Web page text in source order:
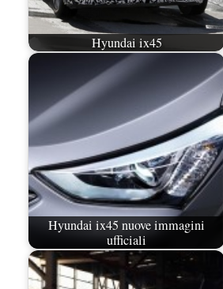
Hyundai ix45
Hyundai ix45 nuove immagini
ufficiali